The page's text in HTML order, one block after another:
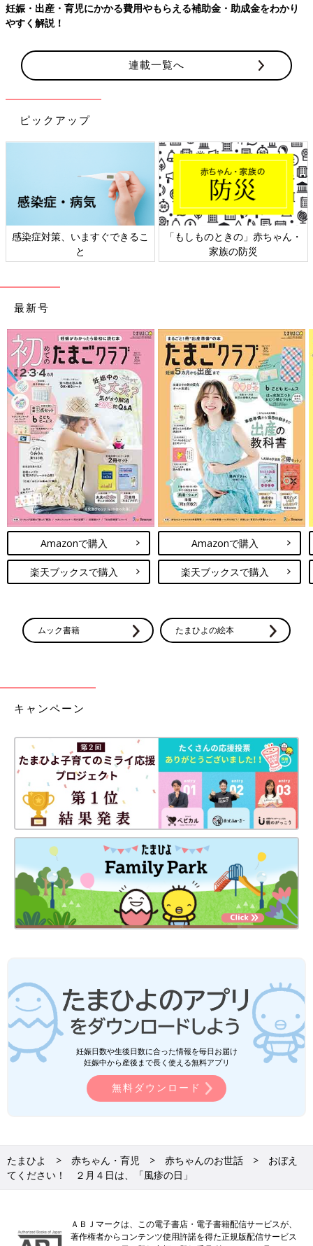
妊娠・出産・育児にかかる費用やもらえる補助金・助成金をわかり
やすく解説！
連載一覧へ
ピックアップ
感染症対策、いますぐできるこ
と
「もしものときの」赤ちゃん・
家族の防災
最新号
Amazonで購入
楽天ブックスで購入
Amazonで購入
楽天ブックスで購入
ムック書籍 たまひよの絵本
キャンペーン
妊娠日数や生後日数に合った情報を毎日お届け
妊娠中から産後まで長く使える無料アプリ
無料ダウンロード
たまひよ 赤ちゃん・育児 赤ちゃんのお世話
おぼえ
てください！ ２月４日は、「風疹の日」
ＡＢＪマークは、この電子書店・電子書籍配信サービスが、
著作権者からコンテンツ使用許諾を得た正規版配信サービス